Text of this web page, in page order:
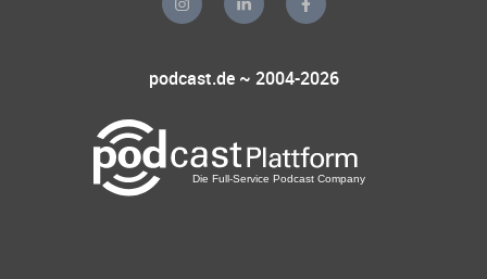
podcast.de ~ 2004-2026